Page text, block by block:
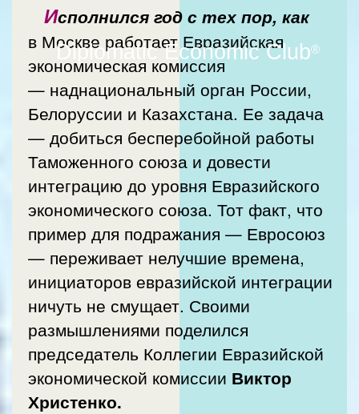
Diplomatic Economic Club®
Исполнился год с тех пор, как
в Москве работает Евразийская
экономическая комиссия
— наднациональный орган России,
Белоруссии и Казахстана. Ее задача
— добиться бесперебойной работы
Таможенного союза и довести
интеграцию до уровня Евразийского
экономического союза. Тот факт, что
пример для подражания — Евросоюз
— переживает нелучшие времена,
инициаторов евразийской интеграции
ничуть не смущает. Своими
размышлениями поделился
председатель Коллегии Евразийской
экономической комиссии Виктор
Христенко.